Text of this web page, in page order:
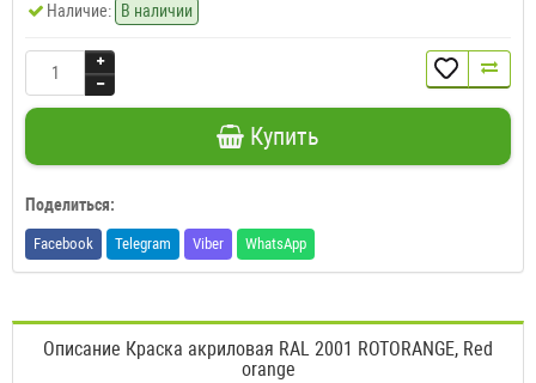
Наличие: В наличии
Купить
Поделиться:
Facebook Telegram Viber WhatsApp
Описание Краска акриловая RAL 2001 ROTORANGE, Red
orange